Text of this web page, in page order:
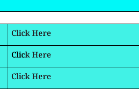
Click Here
Click Here
Click Here